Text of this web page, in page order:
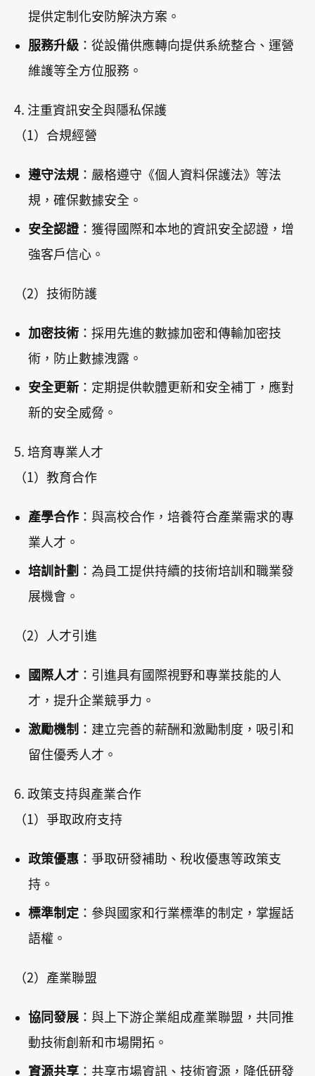
提供定制化安防解決方案。
服務升級 ：從設備供應轉向提供系統整合、運營
維護等全方位服務。
4. 注重資訊安全與隱私保護
（1）合規經營
遵守法規 ：嚴格遵守《個人資料保護法》等法
規，確保數據安全。
安全認證：獲得國際和本地的資訊安全認證，增
強客戶信心。
（2）技術防護
加密技術 ：採用先進的數據加密和傳輸加密技
術，防止數據洩露。
安全更新 ：定期提供軟體更新和安全補丁，應對
新的安全威脅。
5. 培育專業人才
（1）教育合作
產學合作 ：與高校合作，培養符合產業需求的專
業人才。
培訓計劃 ：為員工提供持續的技術培訓和職業發
展機會。
（2）人才引進
國際人才 ：引進具有國際視野和專業技能的人
才，提升企業競爭力。
激勵機制 ：建立完善的薪酬和激勵制度，吸引和
留住優秀人才。
6. 政策支持與產業合作
（1）爭取政府支持
政策優惠 ：爭取研發補助、稅收優惠等政策支
持。
標準制定 ：參與國家和行業標準的制定，掌握話
語權。
（2）產業聯盟
協同發展 ：與上下游企業組成產業聯盟，共同推
動技術創新和市場開拓。
資源共享 ：共享市場資訊、技術資源，降低研發